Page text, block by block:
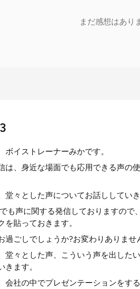
まだ感想はあり
ボイストレーナーみかです。
は、身近な場面でも応用できる声の
堂々とした声についてお話ししていき
も声に関する発信しておりますので
を貼っておきます。
過ごしでしょうか?お変わりありませ
堂々とした声、こういう声を出した
きます。
会社の中でプレゼンテーションをす